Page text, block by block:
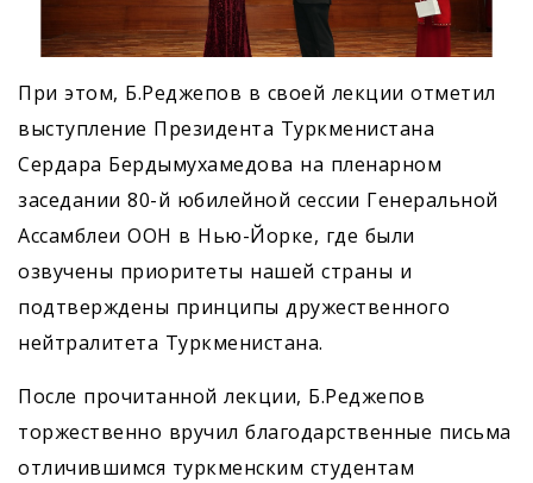
При этом, Б.Реджепов в своей лекции отметил
выступление Президента Туркменистана
Сердара Бердымухамедова на пленарном
заседании 80-й юбилейной сессии Генеральной
Ассамблеи ООН в Нью-Йорке, где были
озвучены приоритеты нашей страны и
подтверждены принципы дружественного
нейтралитета Туркменистана.
После прочитанной лекции, Б.Реджепов
торжественно вручил благодарственные письма
отличившимся туркменским студентам